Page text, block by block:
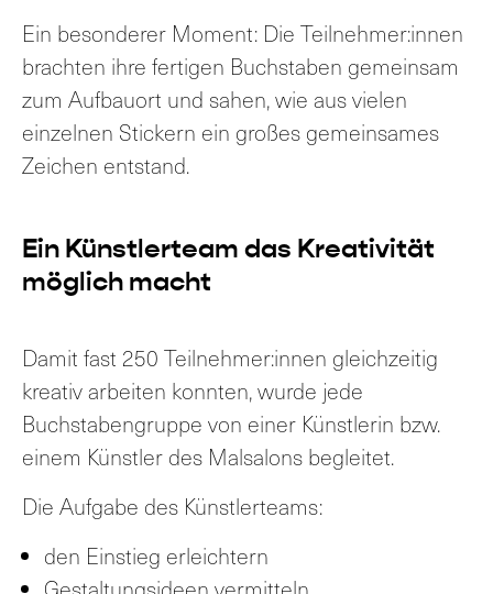
Ein besonderer Moment: Die Teilnehmer:innen
brachten ihre fertigen Buchstaben gemeinsam
zum Aufbauort und sahen, wie aus vielen
einzelnen Stickern ein großes gemeinsames
Zeichen entstand.
Ein Künstlerteam das Kreativität
möglich macht
Damit fast 250 Teilnehmer:innen gleichzeitig
kreativ arbeiten konnten, wurde jede
Buchstabengruppe von einer Künstlerin bzw.
einem Künstler des Malsalons begleitet.
Die Aufgabe des Künstlerteams:
den Einstieg erleichtern